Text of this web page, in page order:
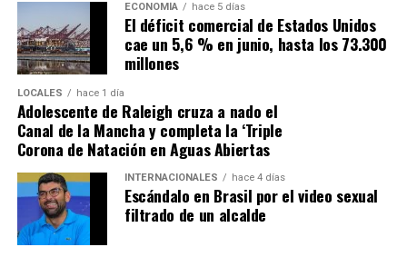
ECONOMÍA hace 5 días
El déficit comercial de Estados Unidos
cae un 5,6 % en junio, hasta los 73.300
millones
LOCALES hace 1 día
Adolescente de Raleigh cruza a nado el
Canal de la Mancha y completa la ‘Triple
Corona de Natación en Aguas Abiertas
INTERNACIONALES hace 4 días
Escándalo en Brasil por el video sexual
filtrado de un alcalde